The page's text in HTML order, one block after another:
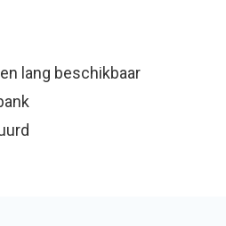
lang beschikbaar